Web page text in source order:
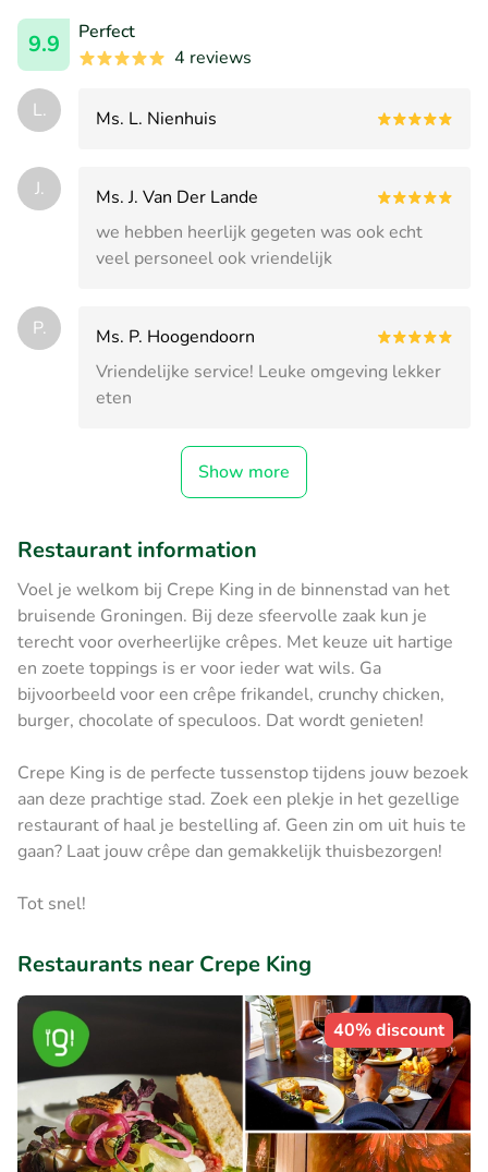
9.9
Perfect
4 reviews
L. Ms. L. Nienhuis
J.
Ms. J. Van Der Lande
we hebben heerlijk gegeten was ook echt
veel personeel ook vriendelijk
P.
Ms. P. Hoogendoorn
Vriendelijke service! Leuke omgeving lekker
eten
Show more
Restaurant information
Voel je welkom bij Crepe King in de binnenstad van het
bruisende Groningen. Bij deze sfeervolle zaak kun je
terecht voor overheerlijke crêpes. Met keuze uit hartige
en zoete toppings is er voor ieder wat wils. Ga
bijvoorbeeld voor een crêpe frikandel, crunchy chicken,
burger, chocolate of speculoos. Dat wordt genieten!
Crepe King is de perfecte tussenstop tijdens jouw bezoek
aan deze prachtige stad. Zoek een plekje in het gezellige
restaurant of haal je bestelling af. Geen zin om uit huis te
gaan? Laat jouw crêpe dan gemakkelijk thuisbezorgen!
Tot snel!
Restaurants near Crepe King
40% discount